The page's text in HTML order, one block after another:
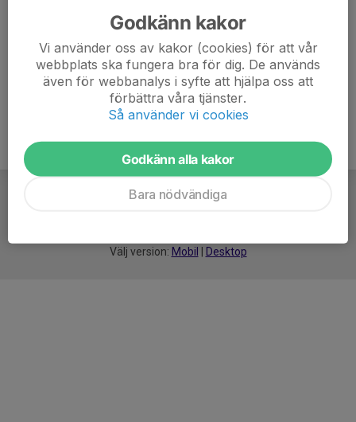
Välj version: Mobil Desktop
Godkänn kakor
Vi använder oss av kakor (cookies) för att vår
webbplats ska fungera bra för dig. De används
även för webbanalys i syfte att hjälpa oss att
förbättra våra tjänster.
Så använder vi cookies
Godkänn alla kakor
Bara nödvändiga